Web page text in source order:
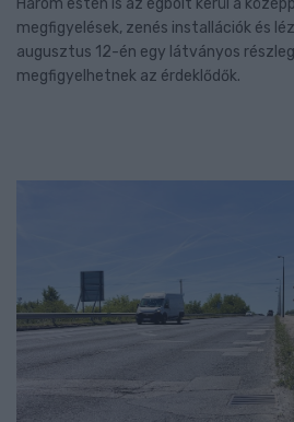
Három estén is az égbolt kerül a
megfigyelések, zenés installációk és
augusztus 12-én egy látványos
megfigyelhetnek az érdeklődők.